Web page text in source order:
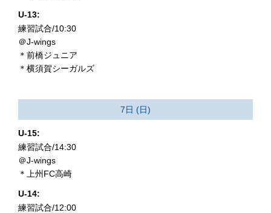
U-13:
練習試合/10:30
＠J-wings
＊前橋ジュニア
＊横須賀シーガルズ
7日 (日)
U-15:
練習試合/14:30
＠J-wings
＊上州FC高崎
U-14:
練習試合/12:00